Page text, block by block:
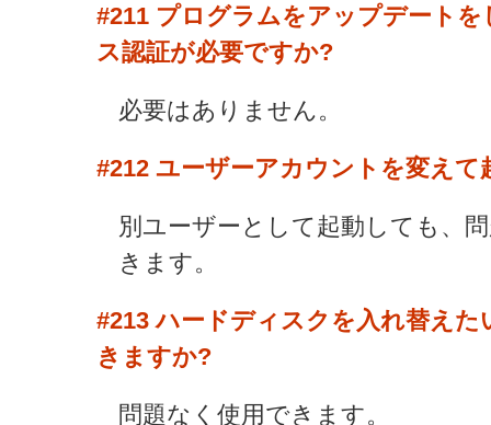
#211 プログラムをアップデート
ス認証が必要ですか?
必要はありません。
#212 ユーザーアカウントを変え
別ユーザーとして起動しても、
きます。
#213 ハードディスクを入れ替えた
きますか?
問題なく使用できます。